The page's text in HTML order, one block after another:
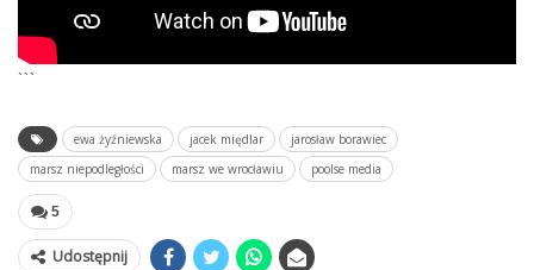
```
ewa żyźniewska jacek międlar
jarosław borawiec
marsz niepodległości
marsz we wrocławiu poolse media
5
Udostępnij